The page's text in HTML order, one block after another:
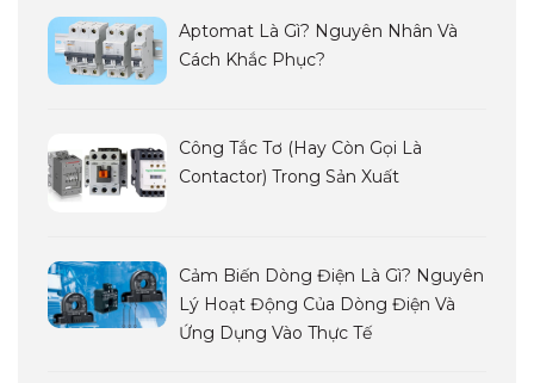
Aptomat Là Gì? Nguyên Nhân Và
Cách Khắc Phục?
Công Tắc Tơ (hay Còn Gọi Là
Contactor) Trong Sản Xuất
Cảm Biến Dòng Điện Là Gì? Nguyên
Lý Hoạt Động Của Dòng Điện Và
Ứng Dụng Vào Thực Tế